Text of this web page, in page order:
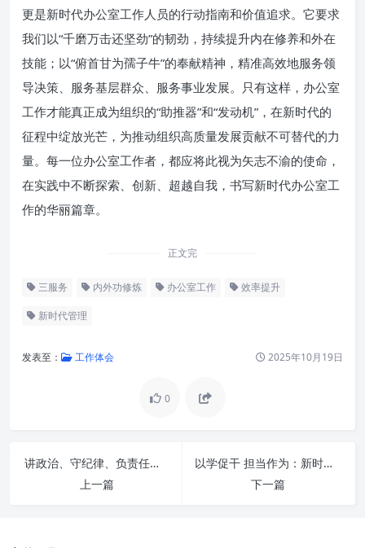
更是新时代办公室工作人员的行动指南和价值追求。它要求
我们以“千磨万击还坚劲”的韧劲，持续提升内在修养和外在
技能；以“俯首甘为孺子牛”的奉献精神，精准高效地服务领
导决策、服务基层群众、服务事业发展。只有这样，办公室
工作才能真正成为组织的“助推器”和“发动机”，在新时代的
征程中绽放光芒，为推动组织高质量发展贡献不可替代的力
量。每一位办公室工作者，都应将此视为矢志不渝的使命，
在实践中不断探索、创新、超越自我，书写新时代办公室工
作的华丽篇章。
正文完
三服务 内外功修炼 办公室工作 效率提升
新时代管理
发表至： 工作体会 2025年10月19日
0
讲政治、守纪律、负责任、有效率：构建卓越的职业素养与组织基石
上一篇
以学促干 担当作为：新时代高质量发展的核心引擎与实践路径
下一篇
锚定新时代坐标：办公室工作的
员的根基与素养